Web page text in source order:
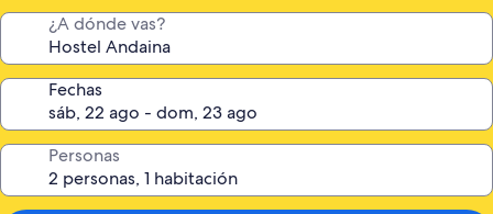
¿A dónde vas?
Fechas
Personas